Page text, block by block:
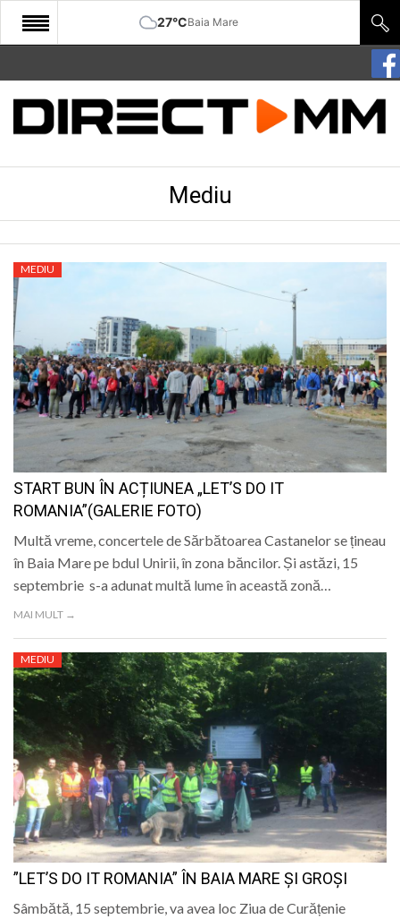
27°CBaia Mare
START
COMUNITATE
SANATATE
SPECIAL
POLITIC
LIFE
Mediu
MEDIU
START BUN ÎN ACȚIUNEA „LET’S DO IT
ROMANIA”(GALERIE FOTO)
Multă vreme, concertele de Sărbătoarea Castanelor se țineau
în Baia Mare pe bdul Unirii, în zona băncilor. Și astăzi, 15
septembrie s-a adunat multă lume în această zonă…
MAI MULT →
MEDIU
”LET’S DO IT ROMANIA” ÎN BAIA MARE ȘI GROȘI
Sâmbătă, 15 septembrie, va avea loc Ziua de Curățenie